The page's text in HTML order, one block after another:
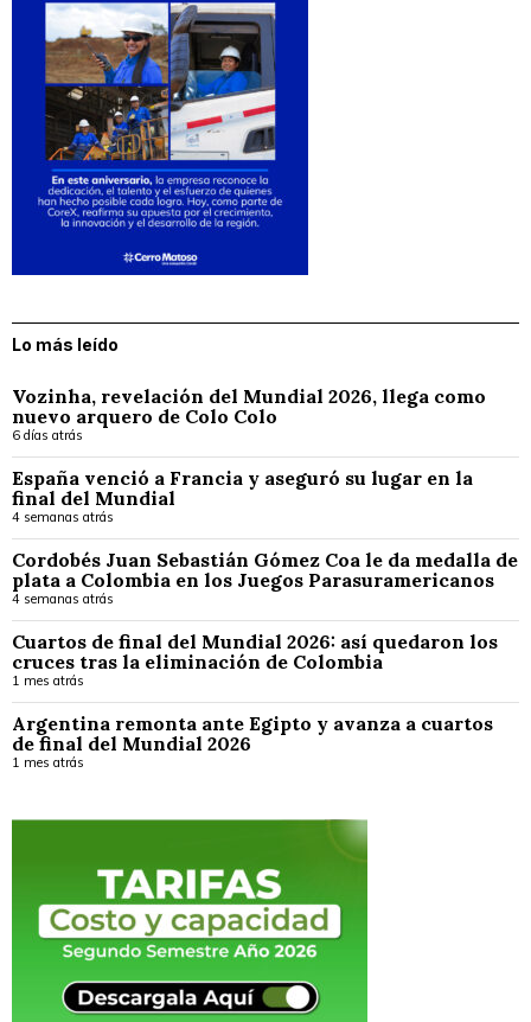
Lo más leído
Vozinha, revelación del Mundial 2026, llega como
nuevo arquero de Colo Colo
6 días atrás
España venció a Francia y aseguró su lugar en la
final del Mundial
4 semanas atrás
Cordobés Juan Sebastián Gómez Coa le da medalla de
plata a Colombia en los Juegos Parasuramericanos
4 semanas atrás
Cuartos de final del Mundial 2026: así quedaron los
cruces tras la eliminación de Colombia
1 mes atrás
Argentina remonta ante Egipto y avanza a cuartos
de final del Mundial 2026
1 mes atrás